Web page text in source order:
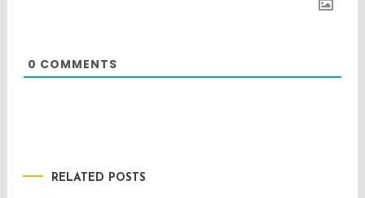
0 COMMENTS
RELATED POSTS